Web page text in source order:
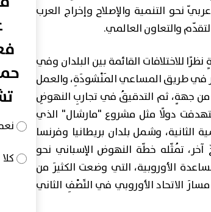
نحو التنمية والإصلاح وإخراج العرب
والتعاون العالمي.
للاختلافات القائمة بين البلدان وفي
في طريق المساعي المَنْشودَةِ، والعمل
من جهةٍ، ثم التدقيقُ في تجاربِ النهوضِ
دولًا مثل مشروع "مارشال" الذي
الثانية، وشمل بلدان بريطانيا وفرنسا
تُمثّله خطّة النهوض الإسباني نحو
الأوروبية، التي وضعت الكثيرَ من
مسارَ الاتحاد الأوروبي في النِّصْفِ الثاني
كلا